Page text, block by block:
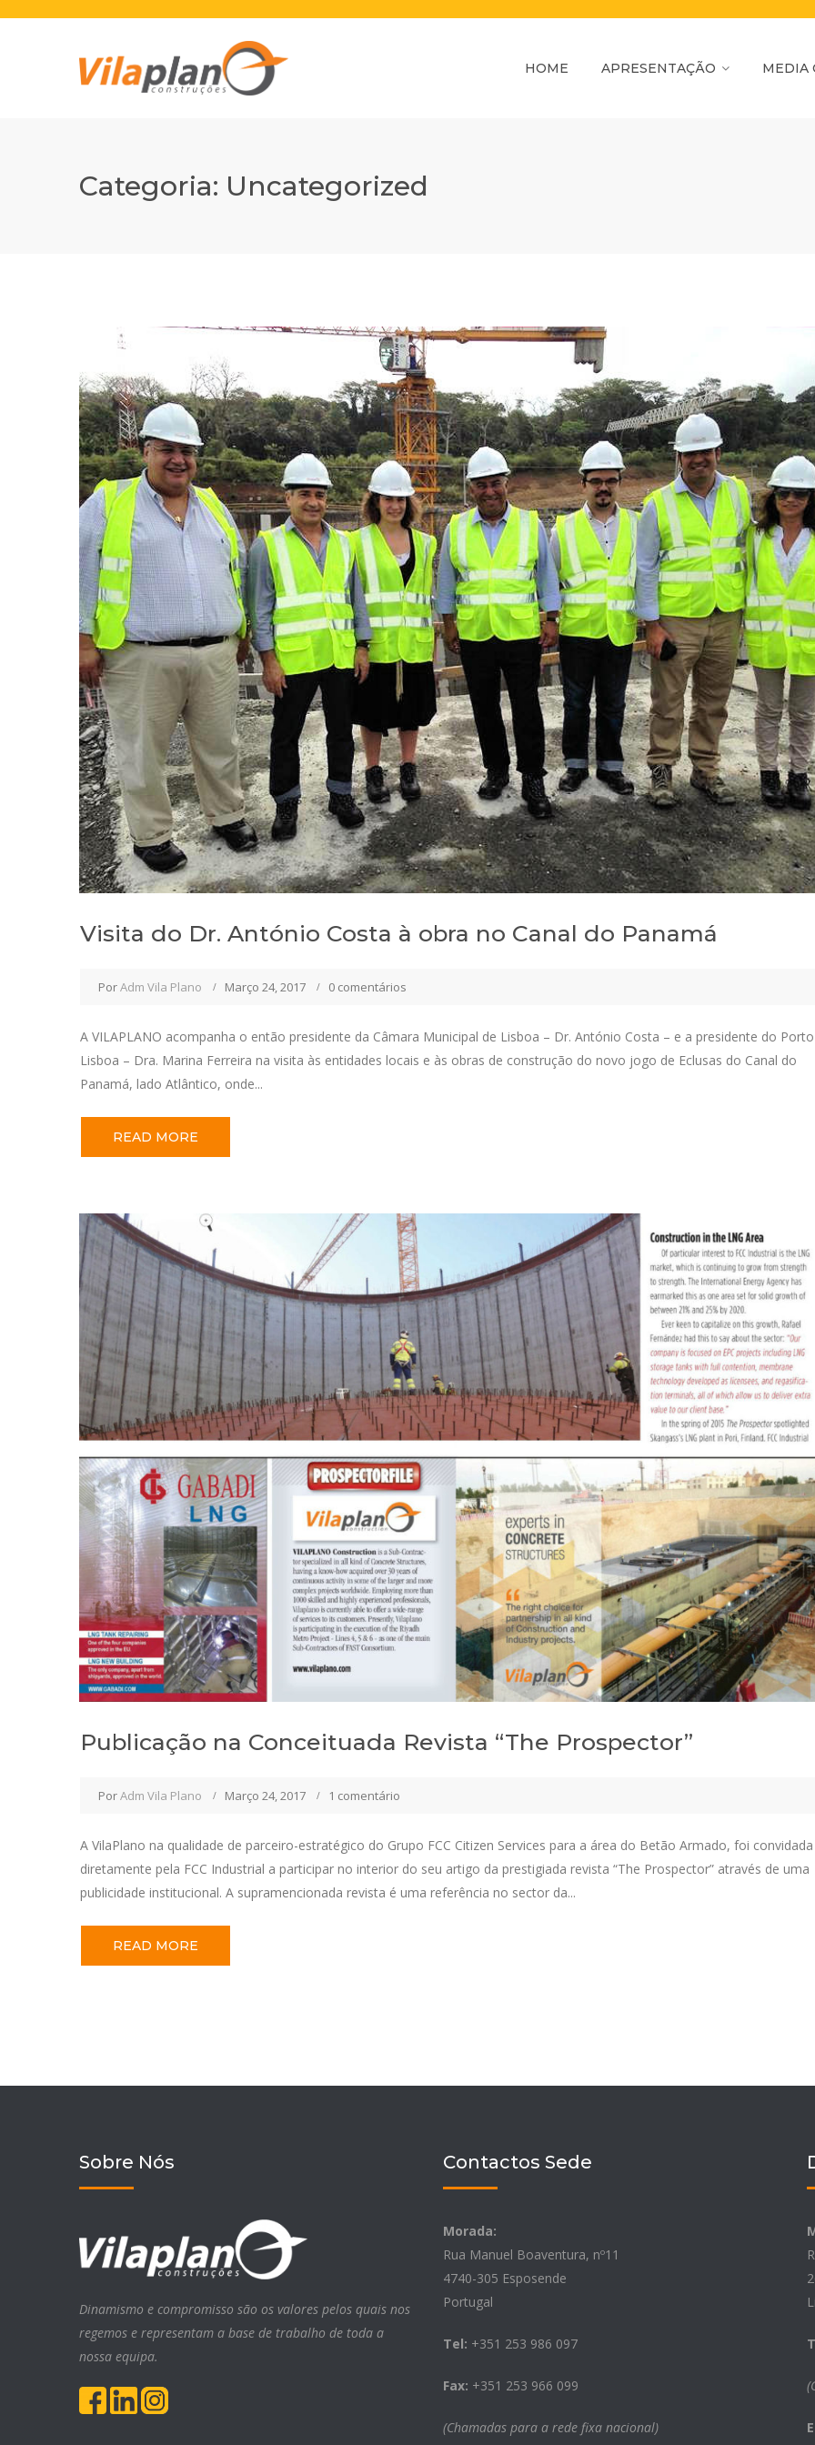
HOME APRESENTAÇÃO MEDIA
Categoria: Uncategorized
Visita do Dr. António Costa à obra no Canal do Panamá
PorAdm Vila Plano Março 24, 2017 0 comentários
A VILAPLANO acompanha o então presidente da Câmara Municipal de Lisboa – Dr. António Costa – e a presidente do
Lisboa – Dra. Marina Ferreira na visita às entidades locais e às obras de construção do novo jogo de Eclusas do Canal do
Panamá, lado Atlântico, onde...
READ MORE
Publicação na Conceituada Revista “The Prospector”
PorAdm Vila Plano Março 24, 2017 1 comentário
A VilaPlano na qualidade de parceiro-estratégico do Grupo FCC Citizen Services para a área do Betão Armado, foi convidada
diretamente pela FCC Industrial a participar no interior do seu artigo da prestigiada revista “The Prospector” através de uma
publicidade institucional. A supramencionada revista é uma referência no sector da...
READ MORE
Sobre Nós
Dinamismo e compromisso são os valores pelos quais nos
regemos e representam a base de trabalho de toda a
nossa equipa.
Contactos Sede
Morada:
Rua Manuel Boaventura, nº11
4740-305 Esposende
Portugal
Tel: +351 253 986 097
Fax: +351 253 966 099
(Chamadas para a rede fixa nacional)